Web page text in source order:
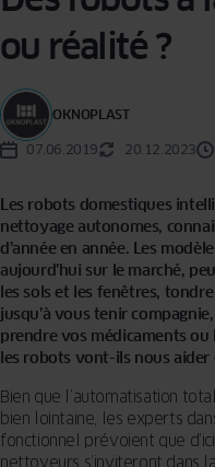
ou réalité ?
OKNOPLAST
07.06.2019 20.12.2023
Les robots domestiques
nettoyage autonomes,
d’année en année. Les
aujourd’hui sur le marché,
les sols et les fenêtres, tondre
jusqu’à vous tenir
prendre vos médicaments ou
les robots vont-ils nous aider
Bien que l’automatisation
bien lointaine, les experts
fonctionnel prévoient que d’ici
nettoyeurs s’inviteront dans